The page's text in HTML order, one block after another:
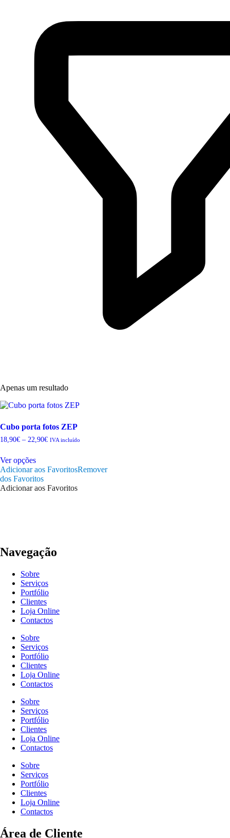
Apenas um resultado
Cubo porta fotos ZEP
18,90€ – 22,90€Price
22,90€
IVA incluído
Ver opçõesproduct
has
multiple
variants.
the
page
Adicionar aos FavoritosRemover
dos Favoritos
Adicionar aos Favoritos
Navegação
Sobre
Serviços
Portfólio
Clientes
Loja Online
Contactos
Sobre
Serviços
Portfólio
Clientes
Loja Online
Contactos
Sobre
Serviços
Portfólio
Clientes
Loja Online
Contactos
Sobre
Serviços
Portfólio
Clientes
Loja Online
Contactos
Área de Cliente